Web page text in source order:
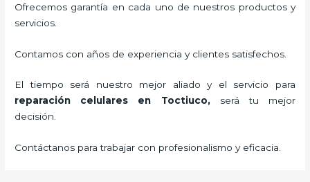
Ofrecemos garantía en cada uno de nuestros productos y
servicios.
Contamos con años de experiencia y clientes satisfechos.
El tiempo será nuestro mejor aliado y el servicio para
reparación celulares
en Toctiuco, será tu mejor
decisión.
Contáctanos para trabajar con profesionalismo y eficacia.